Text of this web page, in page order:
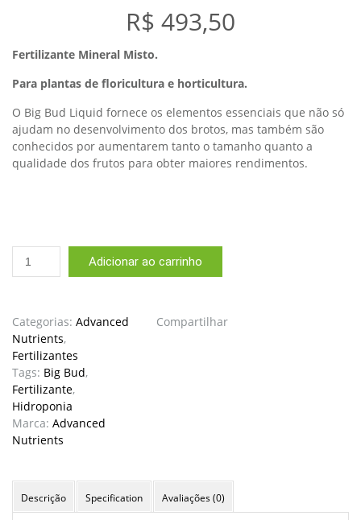
R$ 493,50
Fertilizante Mineral Misto.
Para plantas de floricultura e horticultura.
O Big Bud Liquid fornece os elementos essenciais que não só
ajudam no desenvolvimento dos brotos, mas também são
conhecidos por aumentarem tanto o tamanho quanto a
qualidade dos frutos para obter maiores rendimentos.
Big
Bud
Nutrients
quantidade
Adicionar ao carrinho
Categorias: Advanced
Nutrients,
Fertilizantes
Tags: Big Bud,
Fertilizante,
Hidroponia
Marca: Advanced
Nutrients
Compartilhar
Descrição Specification Avaliações (0)